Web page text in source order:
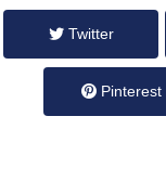
Twitter
Pinterest